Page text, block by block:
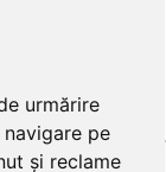
urmărire
pe
și reclame